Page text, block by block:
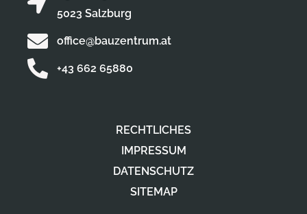
RECHTLICHES
IMPRESSUM
DATENSCHUTZ
SITEMAP
5023 Salzburg
office@bauzentrum.at
+43 662 65880